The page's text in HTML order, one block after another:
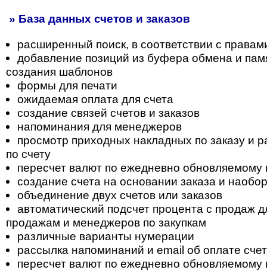
» База данных счетов и заказов
расширенный поиск, в соответствии с
добавление позиций из буфера обмена и
создания шаблонов
формы для печати
ожидаемая оплата для счета
создание связей счетов и заказов
напоминания для менеджеров
просмотр приходных накладных по заказу и
по счету
пересчет валют по ежедневно обновляемому
создание счета на основании заказа и
объединение двух счетов или заказов
автоматический подсчет процента с продаж
продажам и менеджеров по закупкам
различные варианты нумерации
рассылка напоминаний и email об оплате
пересчет валют по ежедневно обновляемому